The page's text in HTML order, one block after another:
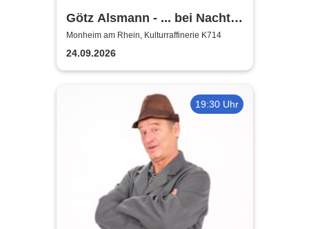
Götz Alsmann - ... bei Nacht
...
Monheim am Rhein, Kulturraffinerie K714
24.09.2026
19:30 Uhr